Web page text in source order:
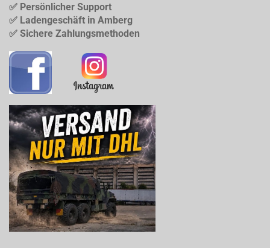
✅ Persönlicher Support
✅ Ladengeschäft in Amberg
✅ Sichere Zahlungsmethoden